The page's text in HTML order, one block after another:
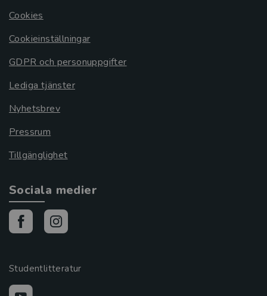
Cookies
Cookieinställningar
GDPR och personuppgifter
Lediga tjänster
Nyhetsbrev
Pressrum
Tillgänglighet
Sociala medier
Studentlitteratur